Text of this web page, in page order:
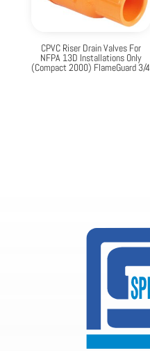
CPVC Riser Drain Valves For
NFPA 13D Installations Only
(Compact 2000) FlameGuard 3/4